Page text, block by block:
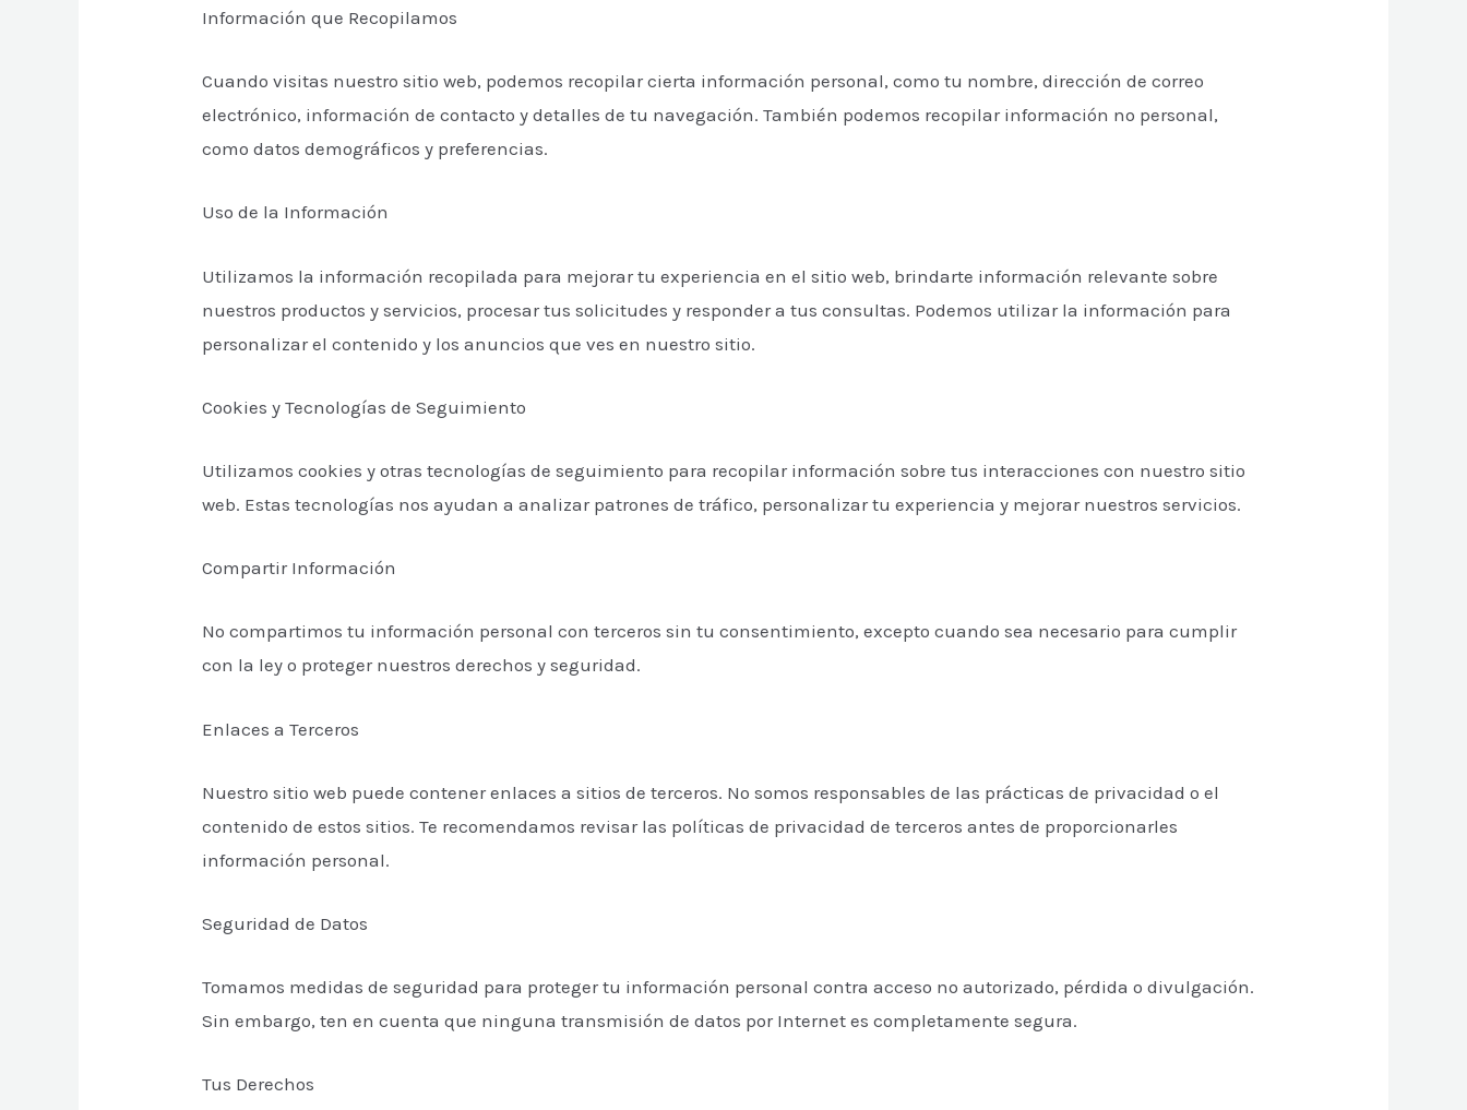
Información que Recopilamos
Cuando visitas nuestro sitio web, podemos recopilar cierta información personal, como tu nombre, dirección de correo
electrónico, información de contacto y detalles de tu navegación. También podemos recopilar información no personal,
como datos demográficos y preferencias.
Uso de la Información
Utilizamos la información recopilada para mejorar tu experiencia en el sitio web, brindarte información relevante sobre
nuestros productos y servicios, procesar tus solicitudes y responder a tus consultas. Podemos utilizar la información para
personalizar el contenido y los anuncios que ves en nuestro sitio.
Cookies y Tecnologías de Seguimiento
Utilizamos cookies y otras tecnologías de seguimiento para recopilar información sobre tus interacciones con nuestro sitio
web. Estas tecnologías nos ayudan a analizar patrones de tráfico, personalizar tu experiencia y mejorar nuestros servicios.
Compartir Información
No compartimos tu información personal con terceros sin tu consentimiento, excepto cuando sea necesario para cumplir
con la ley o proteger nuestros derechos y seguridad.
Enlaces a Terceros
Nuestro sitio web puede contener enlaces a sitios de terceros. No somos responsables de las prácticas de privacidad o el
contenido de estos sitios. Te recomendamos revisar las políticas de privacidad de terceros antes de proporcionarles
información personal.
Seguridad de Datos
Tomamos medidas de seguridad para proteger tu información personal contra acceso no autorizado, pérdida o divulgación.
Sin embargo, ten en cuenta que ninguna transmisión de datos por Internet es completamente segura.
Tus Derechos